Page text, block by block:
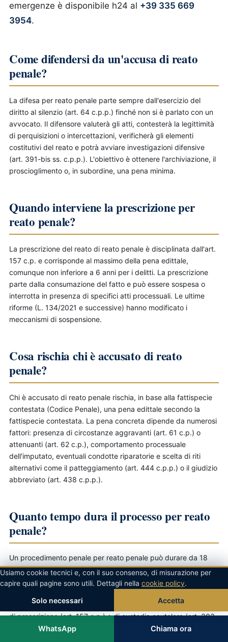
emergenze è disponibile h24 al +39 335 669
3954.
Come difendersi da un'accusa di reato
penale?
La difesa per reato penale parte sempre dall'esercizio del
diritto al silenzio (art. 64 c.p.p.) finché non si è parlato con un
avvocato. Il difensore valuterà gli atti, contesterà la legittimità
di perquisizioni o intercettazioni, verificherà gli elementi
costitutivi del reato e potrà avviare investigazioni difensive
(art. 391-bis ss. c.p.p.). L'obiettivo è ottenere l'archiviazione, il
proscioglimento o, in subordine, una pena minima.
Quando interviene la prescrizione per
reato penale?
La prescrizione del reato di reato penale è disciplinata dall'art.
157 c.p. e corrisponde al massimo della pena edittale,
comunque non inferiore a 6 anni per i delitti. La prescrizione
parte dalla consumazione del fatto e può essere sospesa o
interrotta in presenza di specifici atti processuali. Le ultime
riforme (L. 134/2021 e successive) hanno modificato i
meccanismi di sospensione.
Cosa rischia chi è accusato di reato
penale?
Chi è accusato di reato penale rischia, in base alla fattispecie
contestata (Codice Penale), una pena edittale secondo la
fattispecie contestata. La pena concreta dipende da numerosi
fattori: presenza di circostanze aggravanti (art. 61 c.p.) o
attenuanti (art. 62 c.p.), comportamento processuale
dell'imputato, eventuali condotte riparatorie e scelta di riti
alternativi come il patteggiamento (art. 444 c.p.p.) o il giudizio
abbreviato (art. 438 c.p.p.).
Quanto tempo dura il processo per reato
penale?
Un procedimento penale per reato penale può durare da 18
mesi a 5 anni complessivi: 6-24 mesi per le indagini preliminari,
6-24 mesi per il primo grado, 12-24 mesi per l'appello e 12-18
significativamente i tempi. È fondamentale monitorare i termini
di prescrizione (art. 157 c.p.) e di custodia cautelare (art. 303
WhatsApp Chiama ora
Usiamo cookie tecnici e, con il suo consenso, di misurazione per
capire quali pagine sono utili. Dettagli nella cookie policy.
Solo necessari Accetta